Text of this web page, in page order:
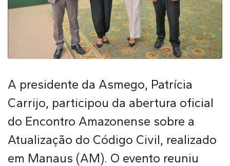
A presidente da Asmego, Patrícia
Carrijo, participou da abertura oficial
do Encontro Amazonense sobre a
Atualização do Código Civil, realizado
em Manaus (AM). O evento reuniu